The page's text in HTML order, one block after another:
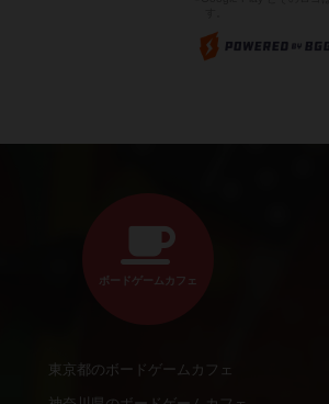
ボードゲームカフェ
東京都のボードゲームカフェ